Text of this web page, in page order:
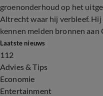
groenonderhoud op het
Altrecht waar hij verbleef.
kennen melden bronnen aan
Laatste nieuws
112
Advies & Tips
Economie
Entertainment